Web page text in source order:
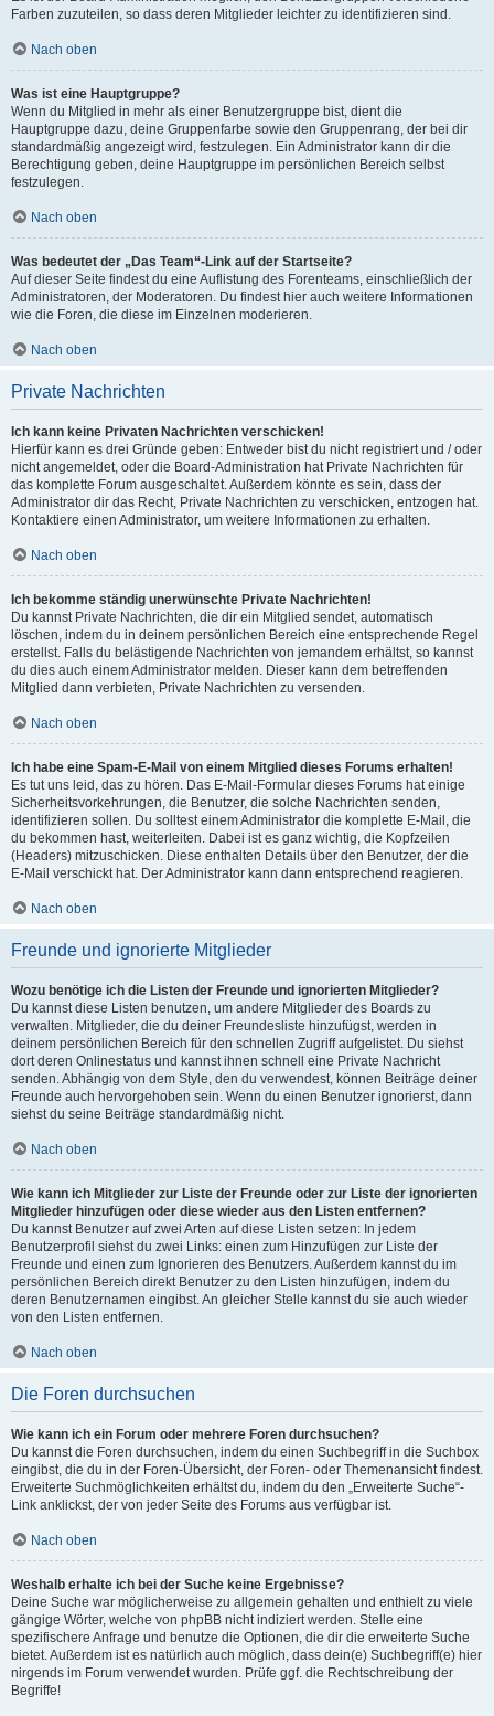
Farben zuzuteilen, so dass deren Mitglieder leichter zu identifizieren sind.
Nach oben
Was ist eine Hauptgruppe?
Wenn du Mitglied in mehr als einer Benutzergruppe bist, dient die
Hauptgruppe dazu, deine Gruppenfarbe sowie den Gruppenrang, der bei dir
standardmäßig angezeigt wird, festzulegen. Ein Administrator kann dir die
Berechtigung geben, deine Hauptgruppe im persönlichen Bereich selbst
festzulegen.
Nach oben
Was bedeutet der „Das Team“-Link auf der Startseite?
Auf dieser Seite findest du eine Auflistung des Forenteams, einschließlich der
Administratoren, der Moderatoren. Du findest hier auch weitere Informationen
wie die Foren, die diese im Einzelnen moderieren.
Nach oben
Private Nachrichten
Ich kann keine Privaten Nachrichten verschicken!
Hierfür kann es drei Gründe geben: Entweder bist du nicht registriert und / oder
nicht angemeldet, oder die Board-Administration hat Private Nachrichten für
das komplette Forum ausgeschaltet. Außerdem könnte es sein, dass der
Administrator dir das Recht, Private Nachrichten zu verschicken, entzogen hat.
Kontaktiere einen Administrator, um weitere Informationen zu erhalten.
Nach oben
Ich bekomme ständig unerwünschte Private Nachrichten!
Du kannst Private Nachrichten, die dir ein Mitglied sendet, automatisch
löschen, indem du in deinem persönlichen Bereich eine entsprechende Regel
erstellst. Falls du belästigende Nachrichten von jemandem erhältst, so kannst
du dies auch einem Administrator melden. Dieser kann dem betreffenden
Mitglied dann verbieten, Private Nachrichten zu versenden.
Nach oben
Ich habe eine Spam-E-Mail von einem Mitglied dieses Forums erhalten!
Es tut uns leid, das zu hören. Das E-Mail-Formular dieses Forums hat einige
Sicherheitsvorkehrungen, die Benutzer, die solche Nachrichten senden,
identifizieren sollen. Du solltest einem Administrator die komplette E-Mail, die
du bekommen hast, weiterleiten. Dabei ist es ganz wichtig, die Kopfzeilen
(Headers) mitzuschicken. Diese enthalten Details über den Benutzer, der die
E-Mail verschickt hat. Der Administrator kann dann entsprechend reagieren.
Nach oben
Freunde und ignorierte Mitglieder
Wozu benötige ich die Listen der Freunde und ignorierten Mitglieder?
Du kannst diese Listen benutzen, um andere Mitglieder des Boards zu
verwalten. Mitglieder, die du deiner Freundesliste hinzufügst, werden in
deinem persönlichen Bereich für den schnellen Zugriff aufgelistet. Du siehst
dort deren Onlinestatus und kannst ihnen schnell eine Private Nachricht
senden. Abhängig von dem Style, den du verwendest, können Beiträge deiner
Freunde auch hervorgehoben sein. Wenn du einen Benutzer ignorierst, dann
siehst du seine Beiträge standardmäßig nicht.
Nach oben
Wie kann ich Mitglieder zur Liste der Freunde oder zur Liste der ignorierten
Mitglieder hinzufügen oder diese wieder aus den Listen entfernen?
Du kannst Benutzer auf zwei Arten auf diese Listen setzen: In jedem
Benutzerprofil siehst du zwei Links: einen zum Hinzufügen zur Liste der
Freunde und einen zum Ignorieren des Benutzers. Außerdem kannst du im
persönlichen Bereich direkt Benutzer zu den Listen hinzufügen, indem du
deren Benutzernamen eingibst. An gleicher Stelle kannst du sie auch wieder
von den Listen entfernen.
Nach oben
Die Foren durchsuchen
Wie kann ich ein Forum oder mehrere Foren durchsuchen?
Du kannst die Foren durchsuchen, indem du einen Suchbegriff in die Suchbox
eingibst, die du in der Foren-Übersicht, der Foren- oder Themenansicht findest.
Erweiterte Suchmöglichkeiten erhältst du, indem du den „Erweiterte Suche“-
Link anklickst, der von jeder Seite des Forums aus verfügbar ist.
Nach oben
Weshalb erhalte ich bei der Suche keine Ergebnisse?
Deine Suche war möglicherweise zu allgemein gehalten und enthielt zu viele
gängige Wörter, welche von phpBB nicht indiziert werden. Stelle eine
spezifischere Anfrage und benutze die Optionen, die dir die erweiterte Suche
bietet. Außerdem ist es natürlich auch möglich, dass dein(e) Suchbegriff(e) hier
nirgends im Forum verwendet wurden. Prüfe ggf. die Rechtschreibung der
Begriffe!